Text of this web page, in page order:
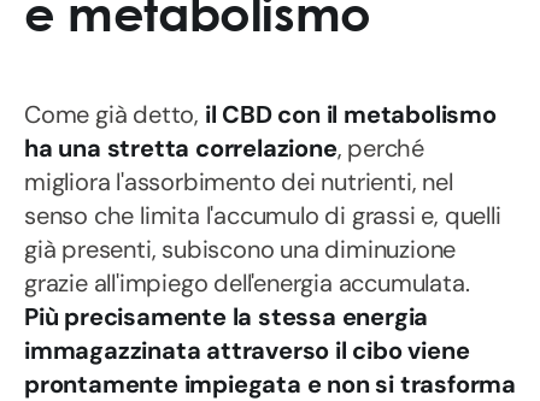
e metabolismo
Come già detto, il CBD con il metabolismo
ha una stretta correlazione, perché
migliora l'assorbimento dei nutrienti, nel
senso che limita l'accumulo di grassi e, quelli
già presenti, subiscono una diminuzione
grazie all'impiego dell'energia accumulata.
Più precisamente la stessa energia
immagazzinata attraverso il cibo viene
prontamente impiegata e non si trasforma